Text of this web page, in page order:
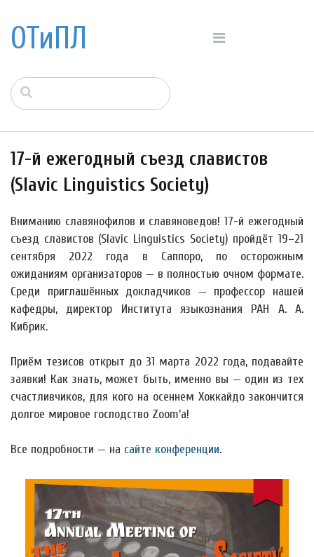
ОТиПЛ
17-й ежегодный съезд славистов
(Slavic Linguistics Society)
Вниманию славянофилов и славяноведов! 17-й ежегодный
съезд славистов (Slavic Linguistics Society) пройдёт 19–21
сентября 2022 года в Саппоро, по осторожным
ожиданиям организаторов — в полностью очном формате.
Среди приглашённых докладчиков — профессор нашей
кафедры, директор Института языкознания РАН А. А.
Кибрик.
Приём тезисов открыт до 31 марта 2022 года, подавайте
заявки! Как знать, может быть, именно вы — один из тех
счастливчиков, для кого на осеннем Хоккайдо закончится
долгое мировое господство Zoom’а!
Все подробности — на сайте конференции.